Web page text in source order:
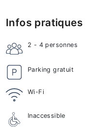
Infos pratiques
2 - 4 personnes
Parking gratuit
Wi-Fi
Inaccessible